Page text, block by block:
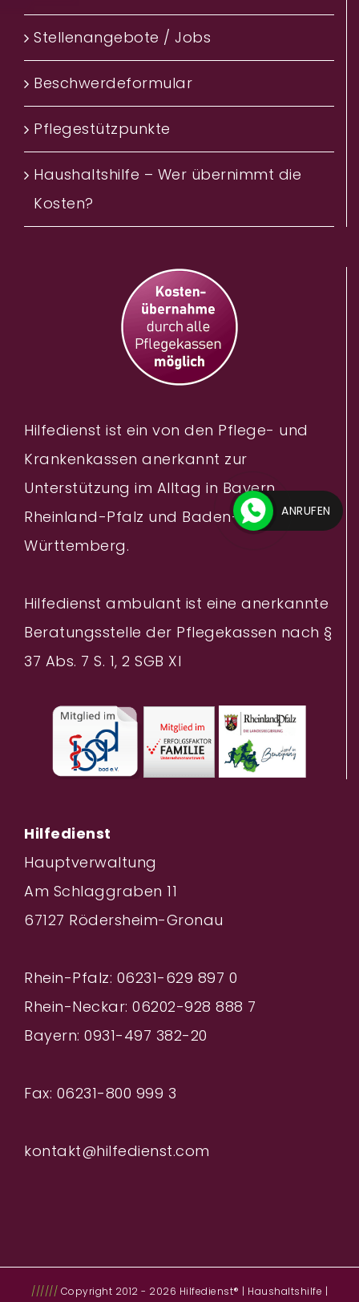
Stellenangebote / Jobs
Beschwerdeformular
Pflegestützpunkte
Haushaltshilfe – Wer übernimmt die
Kosten?‎
Hilfedienst ist ein von den Pflege- und
Krankenkassen anerkannt zur
Unterstützung im Alltag in Bayern,
Rheinland-Pfalz und Baden-
Württemberg.
Hilfedienst ambulant ist eine anerkannte
Beratungsstelle der Pflegekassen nach §
37 Abs. 7 S. 1, 2 SGB XI
Hilfedienst
Hauptverwaltung
Am Schlaggraben 11
67127 Rödersheim-Gronau
Rhein-Pfalz: 06231-629 897 0
Rhein-Neckar: 06202-928 888 7
Bayern: 0931-497 382-20
Fax: 06231-800 999 3
kontakt@hilfedienst.com
////// Copyright 2012 - 2026 Hilfedienst® | Haushaltshilfe |
ANRUFEN